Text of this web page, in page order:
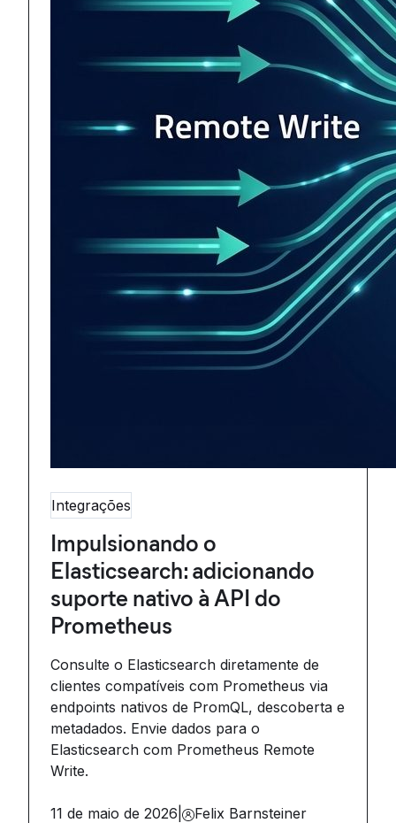
Integrações
Impulsionando o
Elasticsearch: adicionando
suporte nativo à API do
Prometheus
Consulte o Elasticsearch diretamente de
clientes compatíveis com Prometheus via
endpoints nativos de PromQL, descoberta e
metadados. Envie dados para o
Elasticsearch com Prometheus Remote
Write.
11 de maio de 2026 Felix Barnsteiner